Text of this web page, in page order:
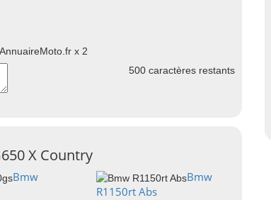
x 2
500 caractères restants
X Country
Bmw
Bmw
R1150rt Abs